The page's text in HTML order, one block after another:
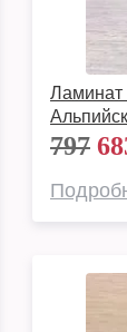
Ламинат
797